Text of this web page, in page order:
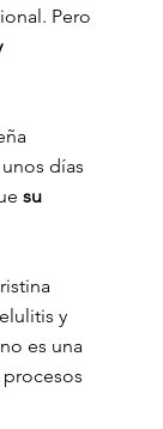
Pero
días
su
y
es una